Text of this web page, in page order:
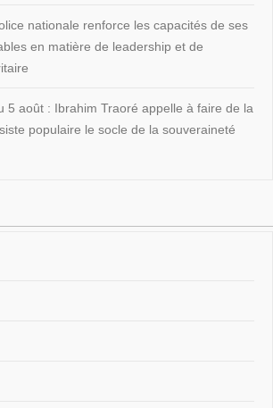
nationale renforce les capacités de ses
en matière de leadership et de
5 août : Ibrahim Traoré appelle à faire de la
populaire le socle de la souveraineté